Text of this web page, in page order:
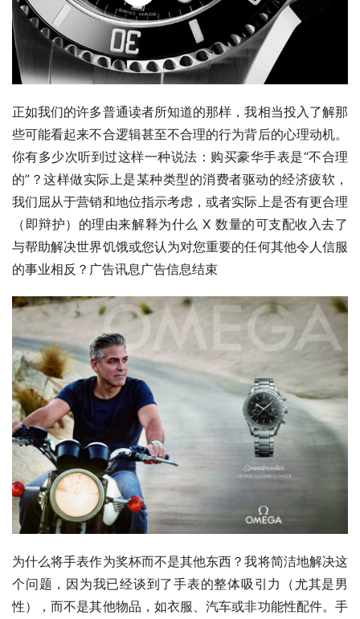
正如我们的许多普通读者所知道的那样，我相当投入了解那
些可能看起来不合逻辑甚至不合理的行为背后的心理动机。
你有多少次听到过这样一种说法：购买豪华手表是“不合理
的”？这样做实际上是某种类型的消费者驱动的经济疲软，
我们屈从于营销和地位指示考虑，或者实际上是否有更合理
（即辩护）的理由来解释为什么 X 数量的可支配收入去了
与帮助解决世界饥饿或您认为对您重要的任何其他令人信服
的事业相反？广告讯息广告信息结束
为什么将手表作为奖杯而不是其他东西？我将简洁地解决这
个问题，因为我已经谈到了手表的整体吸引力（尤其是男
性），而不是其他物品，如衣服、汽车或非功能性配件。手